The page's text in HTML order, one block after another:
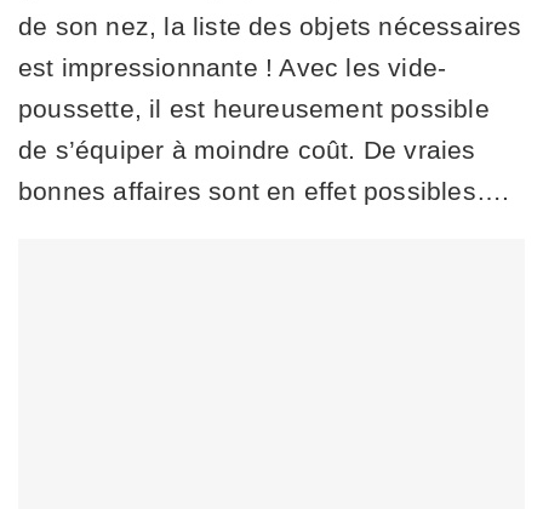
de son nez, la liste des objets nécessaires
est impressionnante ! Avec les vide-
poussette, il est heureusement possible
de s’équiper à moindre coût. De vraies
bonnes affaires sont en effet possibles….